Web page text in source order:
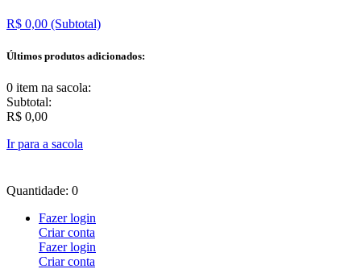
R$ 0,00 (Subtotal)
Últimos produtos adicionados:
0 item na sacola:
Subtotal:
R$ 0,00
Ir para a sacola
Quantidade: 0
Fazer login
Criar conta
Fazer login
Criar conta